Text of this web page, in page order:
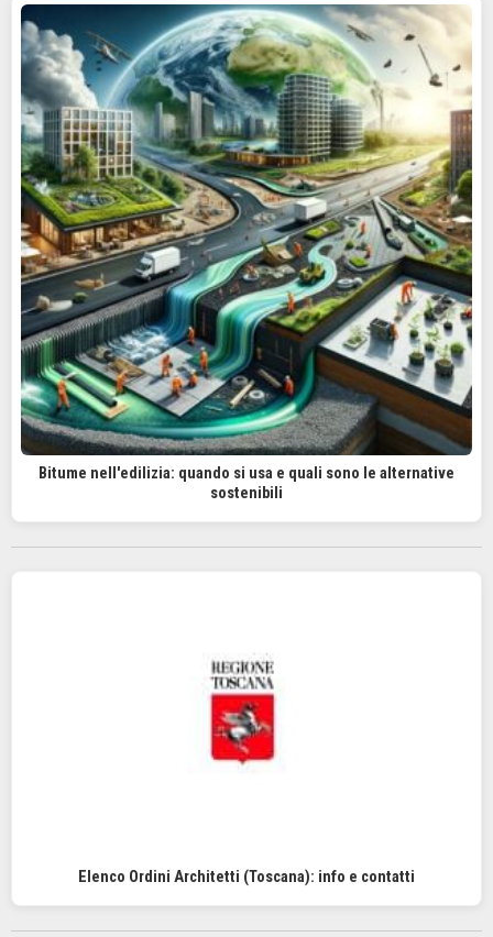
Bitume nell'edilizia: quando si usa e quali sono le alternative
sostenibili
Elenco Ordini Architetti (Toscana): info e contatti